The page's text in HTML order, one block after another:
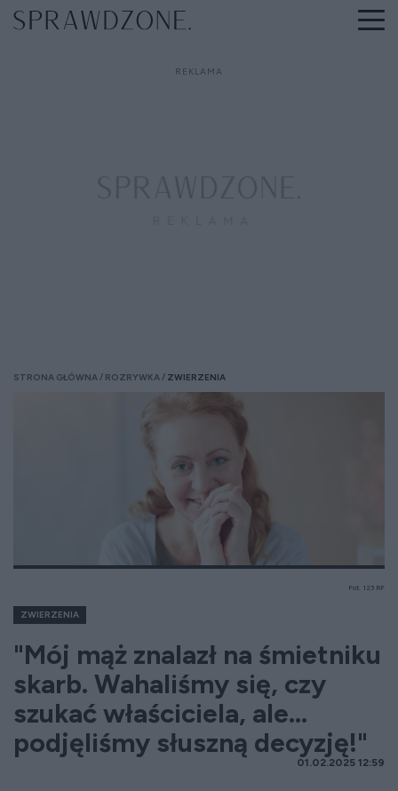
STRONA GŁÓWNA ROZRYWKA ZWIERZENIA
Fot. 123 RF
ZWIERZENIA
"Mój mąż znalazł na śmietniku
skarb. Wahaliśmy się, czy
szukać właściciela, ale...
podjęliśmy słuszną decyzję!"
01.02.2025 12:59